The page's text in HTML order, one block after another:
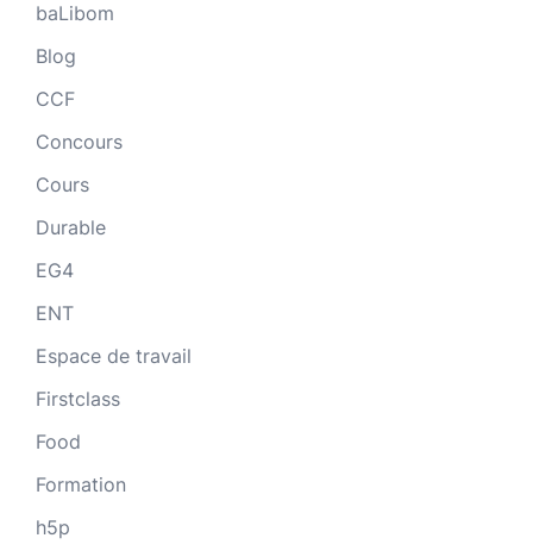
baLibom
Blog
CCF
Concours
Cours
Durable
EG4
ENT
Espace de travail
Firstclass
Food
Formation
h5p